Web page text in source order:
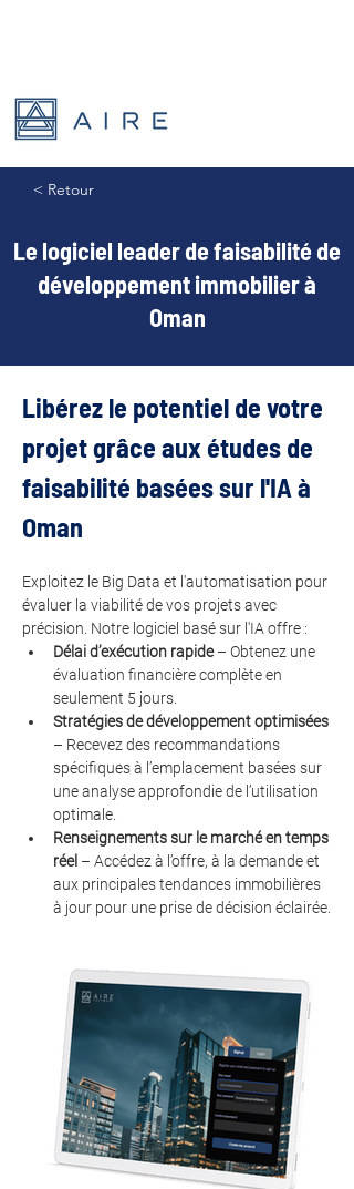
< Retour
Le logiciel leader de faisabilité de
développement immobilier à
Oman
Libérez le potentiel de votre
projet grâce aux études de
faisabilité basées sur l'IA à
Oman
Exploitez le Big Data et l'automatisation pour
évaluer la viabilité de vos projets avec
précision. Notre logiciel basé sur l'IA offre :
Délai d’exécution rapide – Obtenez une
évaluation financière complète en
seulement 5 jours.
Stratégies de développement optimisées
– Recevez des recommandations
spécifiques à l’emplacement basées sur
une analyse approfondie de l’utilisation
optimale.
Renseignements sur le marché en temps
réel – Accédez à l’offre, à la demande et
aux principales tendances immobilières
à jour pour une prise de décision éclairée.